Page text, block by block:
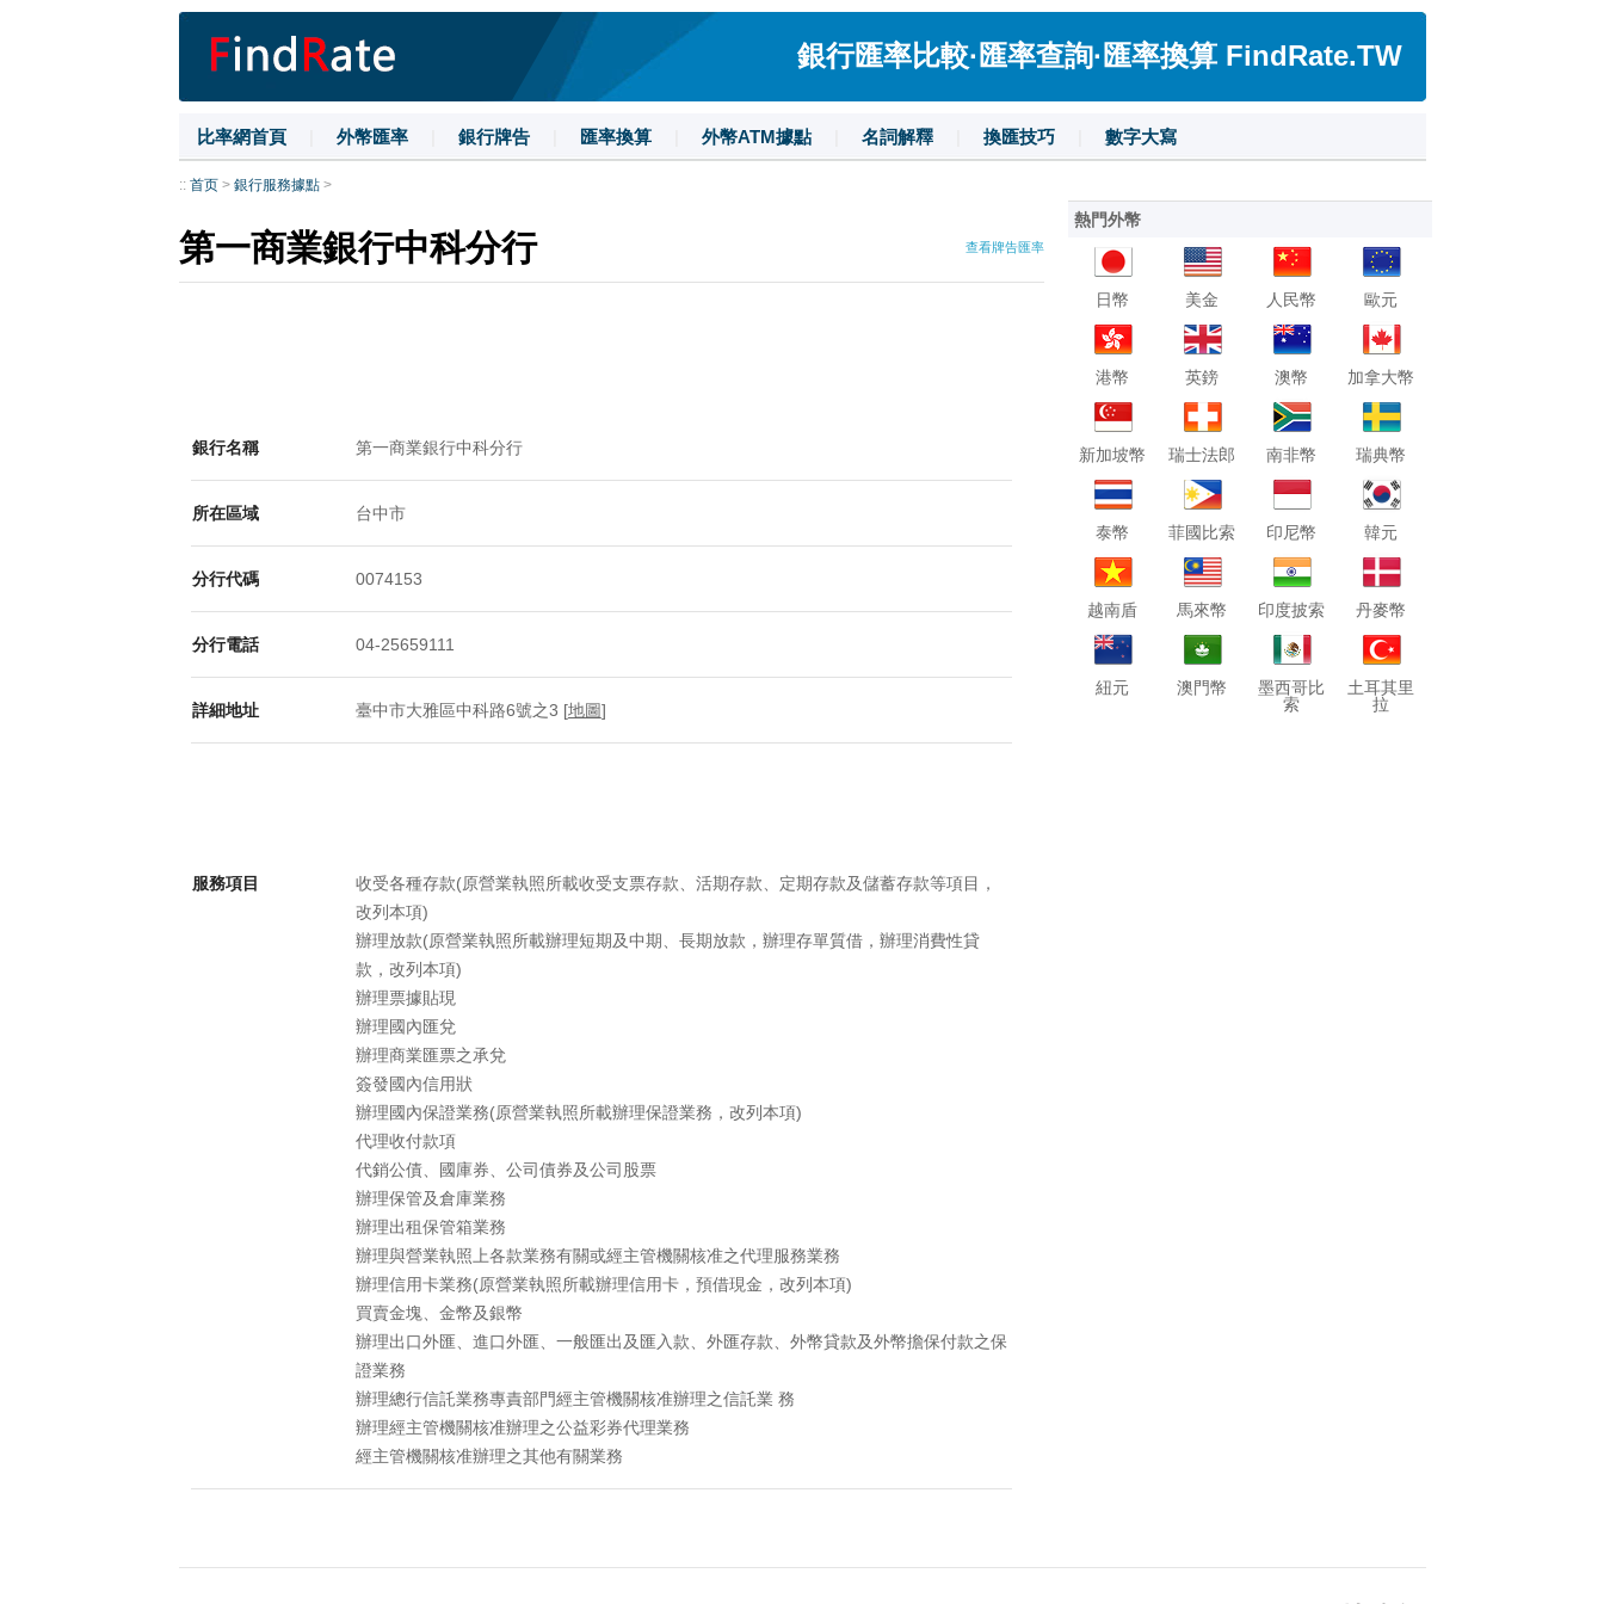
銀行匯率比較·匯率查詢·匯率換算 FindRate.TW
比率網首頁 外幣匯率 銀行牌告 匯率換算 外幣ATM據點 名詞解釋 換匯技巧 數字大寫
:: 首页> 銀行服務據點>
第一商業銀行中科分行 查看牌告匯率
銀行名稱 第一商業銀行中科分行
所在區域 台中市
分行代碼 0074153
分行電話 04-25659111
詳細地址 臺中市大雅區中科路6號之3 [地圖]
服務項目
收受各種存款(原營業執照所載收受支票存款、活期存款、定期存款及儲蓄存款等項目，
改列本項)
辦理放款(原營業執照所載辦理短期及中期、長期放款，辦理存單質借，辦理消費性貸
款，改列本項)
辦理票據貼現
辦理國內匯兌
辦理商業匯票之承兌
簽發國內信用狀
辦理國內保證業務(原營業執照所載辦理保證業務，改列本項)
代理收付款項
代銷公債、國庫券、公司債券及公司股票
辦理保管及倉庫業務
辦理出租保管箱業務
辦理與營業執照上各款業務有關或經主管機關核准之代理服務業務
辦理信用卡業務(原營業執照所載辦理信用卡，預借現金，改列本項)
買賣金塊、金幣及銀幣
辦理出口外匯、進口外匯、一般匯出及匯入款、外匯存款、外幣貸款及外幣擔保付款之保
證業務
辦理總行信託業務專責部門經主管機關核准辦理之信託業 務
辦理經主管機關核准辦理之公益彩券代理業務
經主管機關核准辦理之其他有關業務
熱門外幣
日幣 美金 人民幣 歐元
港幣 英鎊 澳幣 加拿大幣
新加坡幣 瑞士法郎 南非幣 瑞典幣
泰幣 菲國比索 印尼幣 韓元
越南盾 馬來幣 印度披索 丹麥幣
紐元 澳門幣
墨西哥比
索
土耳其里
拉